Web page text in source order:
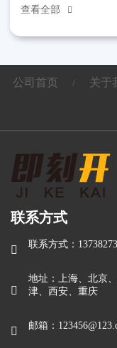
支。就门
查看全部 
公司首页 / 关于
联系方式
 联系方式：

地址：上海、北京
津、西安、重庆
 邮箱：